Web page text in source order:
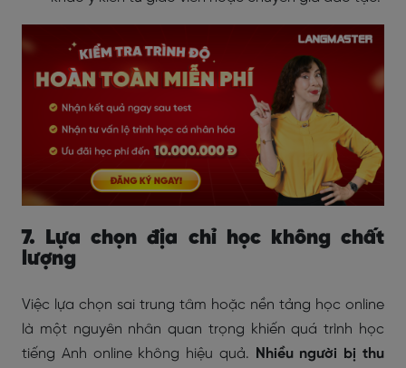
7. Lựa chọn địa chỉ học không chất
lượng
Việc lựa chọn sai trung tâm hoặc nền tảng học online
là một nguyên nhân quan trọng khiến quá trình học
tiếng Anh online không hiệu quả.
Nhiều người bị thu